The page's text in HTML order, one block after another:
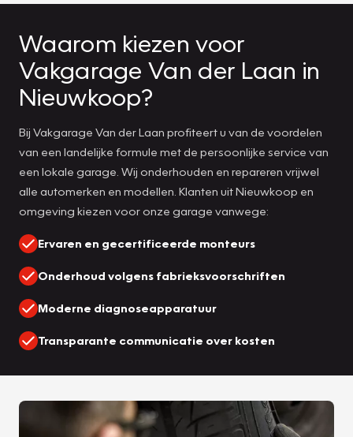
Waarom kiezen voor
Vakgarage Van der Laan in
Nieuwkoop?
Bij Vakgarage Van der Laan profiteert u van de voordelen
van een landelijke formule met de persoonlijke service van
een lokale garage. Wij onderhouden en repareren vrijwel
alle automerken en modellen. Klanten uit Nieuwkoop en
omgeving kiezen voor onze garage vanwege:
Ervaren en gecertificeerde monteurs
Onderhoud volgens fabrieksvoorschriften
Moderne diagnoseapparatuur
Transparante communicatie over kosten